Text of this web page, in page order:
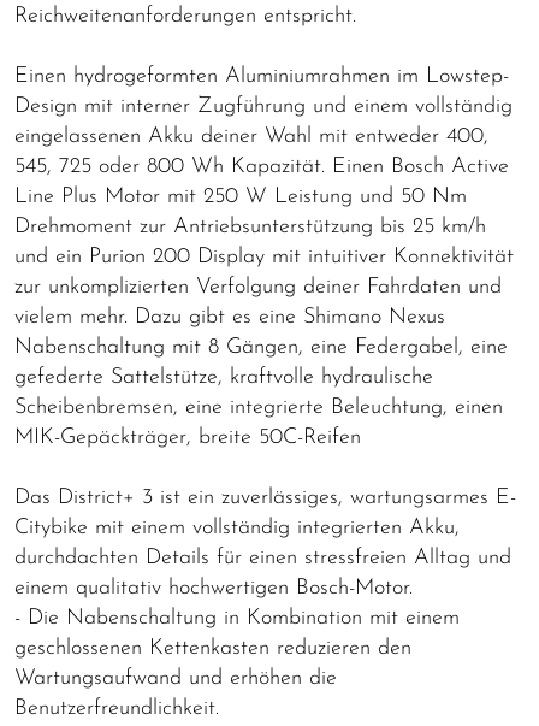
Reichweitenanforderungen entspricht.
Einen hydrogeformten Aluminiumrahmen im Lowstep-
Design mit interner Zugführung und einem vollständig
eingelassenen Akku deiner Wahl mit entweder 400,
545, 725 oder 800 Wh Kapazität. Einen Bosch Active
Line Plus Motor mit 250 W Leistung und 50 Nm
Drehmoment zur Antriebsunterstützung bis 25 km/h
und ein Purion 200 Display mit intuitiver Konnektivität
zur unkomplizierten Verfolgung deiner Fahrdaten und
vielem mehr. Dazu gibt es eine Shimano Nexus
Nabenschaltung mit 8 Gängen, eine Federgabel, eine
gefederte Sattelstütze, kraftvolle hydraulische
Scheibenbremsen, eine integrierte Beleuchtung, einen
MIK-Gepäckträger, breite 50C-Reifen
Das District+ 3 ist ein zuverlässiges, wartungsarmes E-
Citybike mit einem vollständig integrierten Akku,
durchdachten Details für einen stressfreien Alltag und
einem qualitativ hochwertigen Bosch-Motor.
- Die Nabenschaltung in Kombination mit einem
geschlossenen Kettenkasten reduzieren den
Wartungsaufwand und erhöhen die
Benutzerfreundlichkeit.